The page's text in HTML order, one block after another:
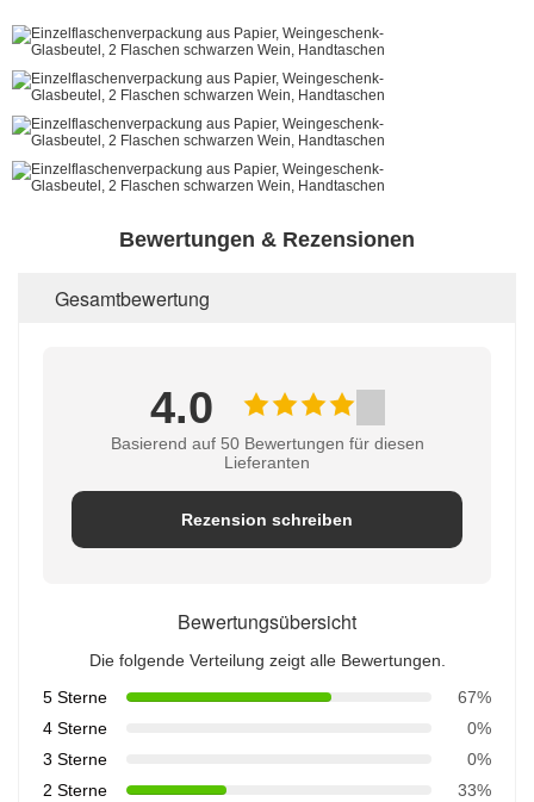
Bewertungen & Rezensionen
Gesamtbewertung
4.0
Basierend auf 50 Bewertungen für diesen
Lieferanten
Rezension schreiben
Bewertungsübersicht
Die folgende Verteilung zeigt alle Bewertungen.
5 Sterne
67%
4 Sterne
0%
3 Sterne
0%
2 Sterne
33%